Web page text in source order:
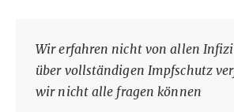
Wir erfahren nicht von allen
über vollständigen Impfschutz
wir nicht alle fragen können